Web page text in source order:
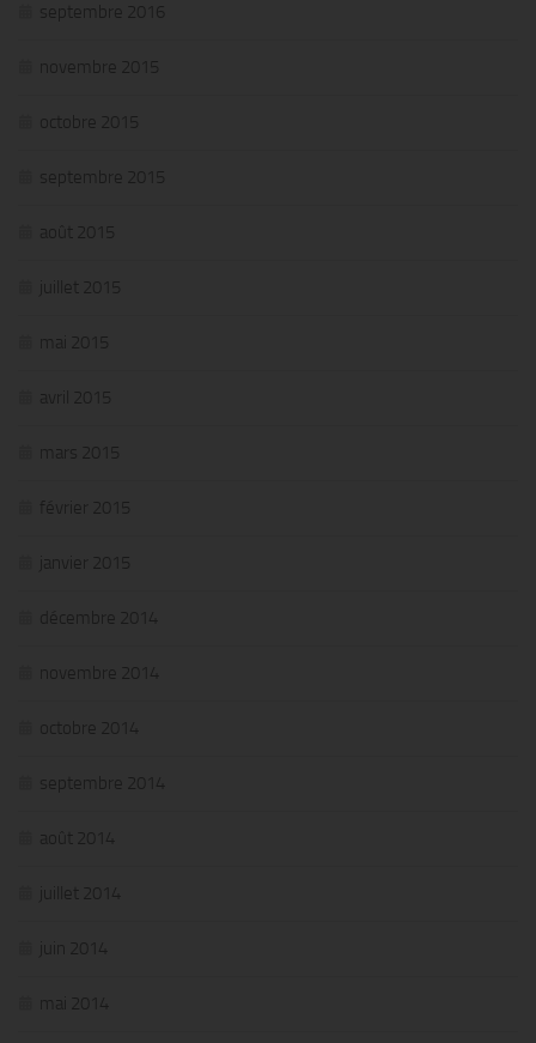
septembre 2016
novembre 2015
octobre 2015
septembre 2015
août 2015
juillet 2015
mai 2015
avril 2015
mars 2015
février 2015
janvier 2015
décembre 2014
novembre 2014
octobre 2014
septembre 2014
août 2014
juillet 2014
juin 2014
mai 2014